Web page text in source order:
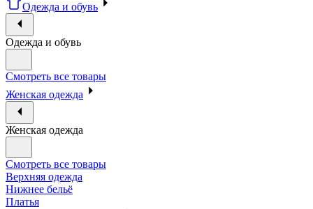
Одежда и обувь
Одежда и обувь
Смотреть все товары
Женская одежда
Женская одежда
Смотреть все товары
Верхняя одежда
Нижнее бельё
Платья